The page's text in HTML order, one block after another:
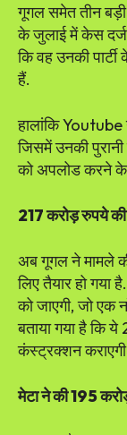
गूगल समेत तीन
के जुलाई में केस दर्ज
कि वह उनकी
हैं.
हालांकि
जिसमें उनकी पुरानी
को अपलोड करने के
217 करोड़ रुपये
अब गूगल ने मामले
लिए तैयार हो
को जाएगी, जो एक
बताया गया है कि
कंस्ट्रक्शन
मेटा ने की 195